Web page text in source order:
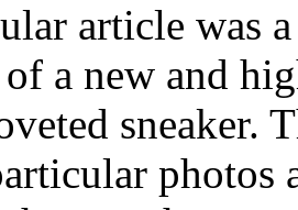
article was
of a new and
sneaker.
photos